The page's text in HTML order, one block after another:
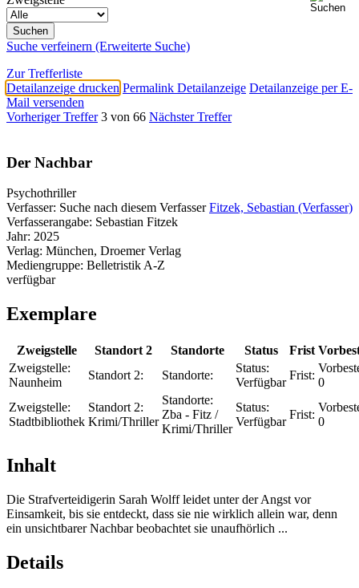
Suche verfeinern (Erweiterte Suche)
Zur Trefferliste
Detailanzeige drucken Permalink Detailanzeige Detailanzeige per E-
Mail versenden
Vorheriger Treffer 3 von 66 Nächster Treffer
Der Nachbar
Psychothriller
Verfasser: Suche nach diesem Verfasser Fitzek, Sebastian (Verfasser)
Verfasserangabe: Sebastian Fitzek
Jahr: 2025
Verlag: München, Droemer Verlag
Mediengruppe: Belletristik A-Z
verfügbar
Exemplare
Zweigstelle Standort 2 Standorte Status Frist
Zweigstelle:
Naunheim
Standort 2: Standorte:
Status:
Verfügbar
Frist:
0
Zweigstelle:
Stadtbibliothek
Standort 2:
Krimi/Thriller
Standorte:
Zba - Fitz /
Krimi/Thriller
Status:
Verfügbar
Frist:
0
Inhalt
Die Strafverteidigerin Sarah Wolff leidet unter der Angst vor
Einsamkeit, bis sie entdeckt, dass sie nie wirklich allein war, denn
ein unsichtbarer Nachbar beobachtet sie unaufhörlich ...
Details